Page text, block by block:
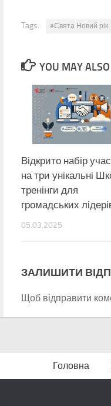
Tags: #Свята Новий рік
YOU MAY
Відкрито набір
на три унікальні
тренінги для
громадських
05.03.2025
ЗАЛИШИТИ
Щоб відправити
Головна